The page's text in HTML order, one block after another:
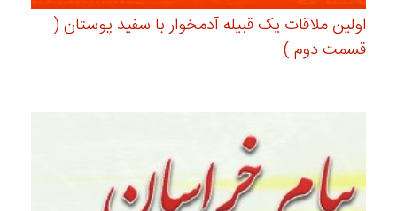
اولین ملاقات یک قبیله آدمخوار با سفید پوستان (
قسمت دوم )